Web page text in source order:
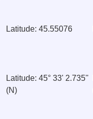
Latitude: 45.55076
Latitude: 45° 33' 2.735''
(N)